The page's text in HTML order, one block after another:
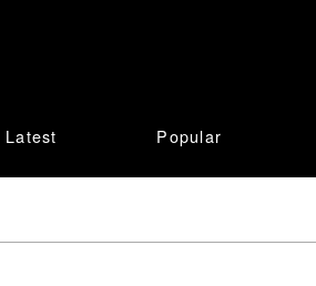
Latest Popular